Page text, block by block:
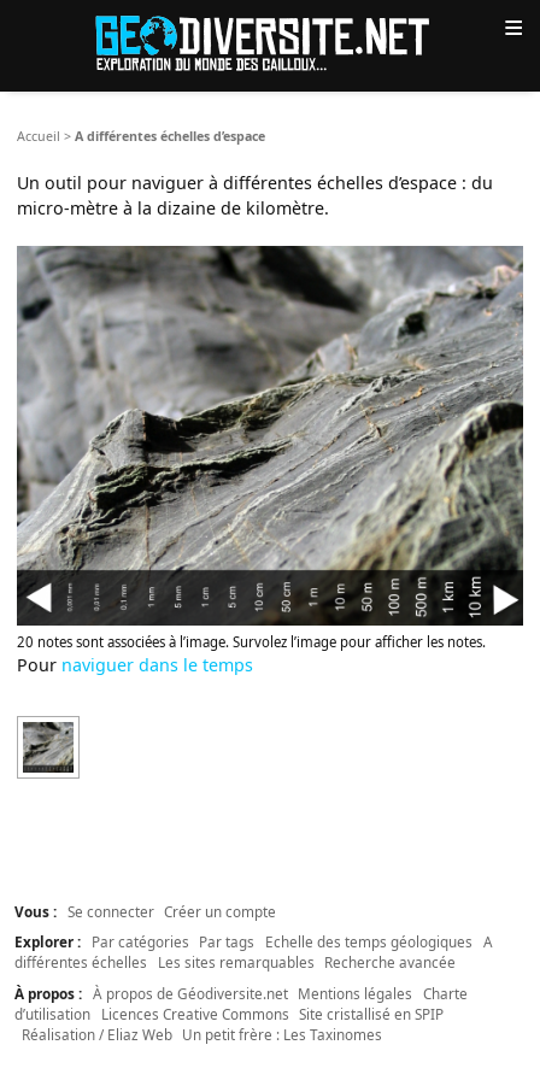
≡
Accueil >A différentes échelles d’espace
Un outil pour naviguer à différentes échelles d’espace : du
micro-mètre à la dizaine de kilomètre.
20 notes sont associées à l’image. Survolez l’image pour afficher les notes.
Pour naviguer dans le temps
Vous : Se connecter Créer un compte
Explorer :
Par catégories Par tags Echelle des temps géologiques
A
différentes échelles
Les sites remarquables
Recherche avancée
À propos : À propos de Géodiversite.net Mentions légales
Charte
d’utilisation
Licences Creative Commons Site cristallisé en SPIP
Réalisation / Eliaz Web Un petit frère : Les Taxinomes